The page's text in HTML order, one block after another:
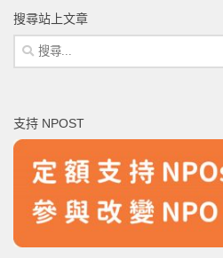
搜尋站上文章
搜
尋
字:
支持 NPOST